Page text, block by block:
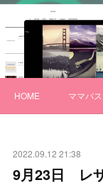
HOME ママパ
2022.09.12 21:38
9月23日 レ